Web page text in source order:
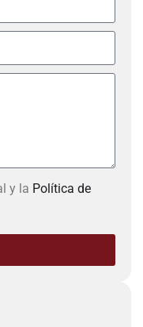
y la Política de